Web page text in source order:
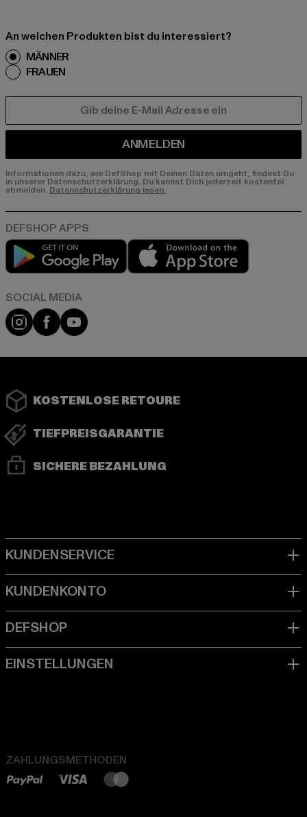
An welchen Produkten bist du interessiert?
MÄNNER
FRAUEN
ANMELDEN
Informationen dazu, wie DefShop mit Deinen Daten umgeht, findest Du
in unserer Datenschutzerklärung. Du kannst Dich jederzeit kostenfei
abmelden. Datenschutzerklärung lesen.
Play market
Instagram
FacebookYouTube
KOSTENLOSE RETOURE
TIEFPREISGARANTIE
SICHERE BEZAHLUNG
ZAHLUNGSMETHODEN